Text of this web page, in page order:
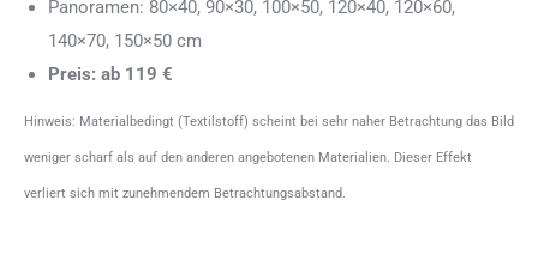
Panoramen: 80×40, 90×30, 100×50, 120×40, 120×60,
140×70, 150×50 cm
Preis: ab 119 €
Hinweis: Materialbedingt (Textilstoff) scheint bei sehr naher Betrachtung das Bild
weniger scharf als auf den anderen angebotenen Materialien. Dieser Effekt
verliert sich mit zunehmendem Betrachtungsabstand.